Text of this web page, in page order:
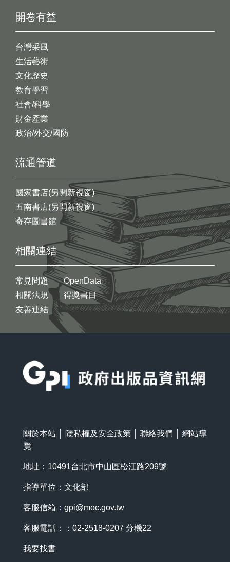
開卷有益
台灣采風
生活藝術
文化歷史
教育學習
社會/科學
財金產業
政治/外交/國防
流通管道
國家書店(另開新視窗)
五南書店(另開新視窗)
寄存圖書館
相關連結
常見問題
相關法規
友善連結
OpenData
得獎書目
關於本站 隱私權及安全政策 聯絡我們
網站導
覽
地址：10491台北市中山區松江路209號
指導單位：文化部
客服信箱： gpi@moc.gov.tw
客服電話：：02-2518-0207 分機22
我要找書